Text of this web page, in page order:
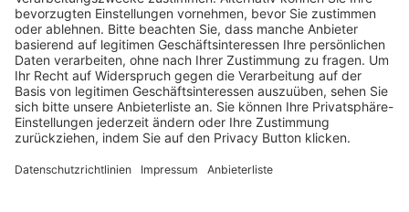
Schulungsangebot Vereinsmitarbeiter
BFV-Geschäftsstellen
Trainerbörse
Login SpielPlus
FOLGE DEM BFV